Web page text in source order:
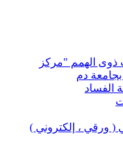
ذوى الهمم "مركز
دم
الفساد
( ورقي ، إلكتروني )